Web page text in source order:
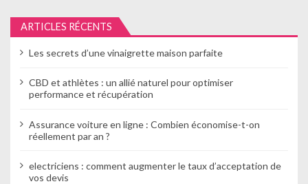
e
l
a
i
ARTICLES RÉCENTS
Les secrets d’une vinaigrette maison parfaite
CBD et athlètes : un allié naturel pour optimiser
performance et récupération
Assurance voiture en ligne : Combien économise-t-on
réellement par an ?
electriciens : comment augmenter le taux d’acceptation de
vos devis